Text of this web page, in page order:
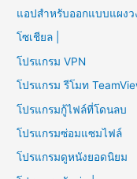
แอปสำหรับออกแบบแผงว
โซเชียล |
โปรแกรม VPN
โปรแกรม รีโมท
โปรแกรมกู้ไฟล์ที่โดนลบ
โปรแกรมซ่อมแซมไฟล์
โปรแกรมดูหนังยอดนิยม